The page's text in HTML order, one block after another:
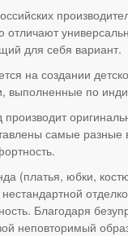
для себя вариант.
на создании
выполненные по
самые разные
(платья, юбки,
Благодаря
неповторимый